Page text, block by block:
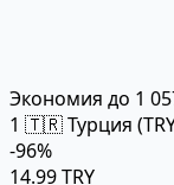
Экономия до 1
1 🇹🇷 Турция
-96%
14.99 TRY